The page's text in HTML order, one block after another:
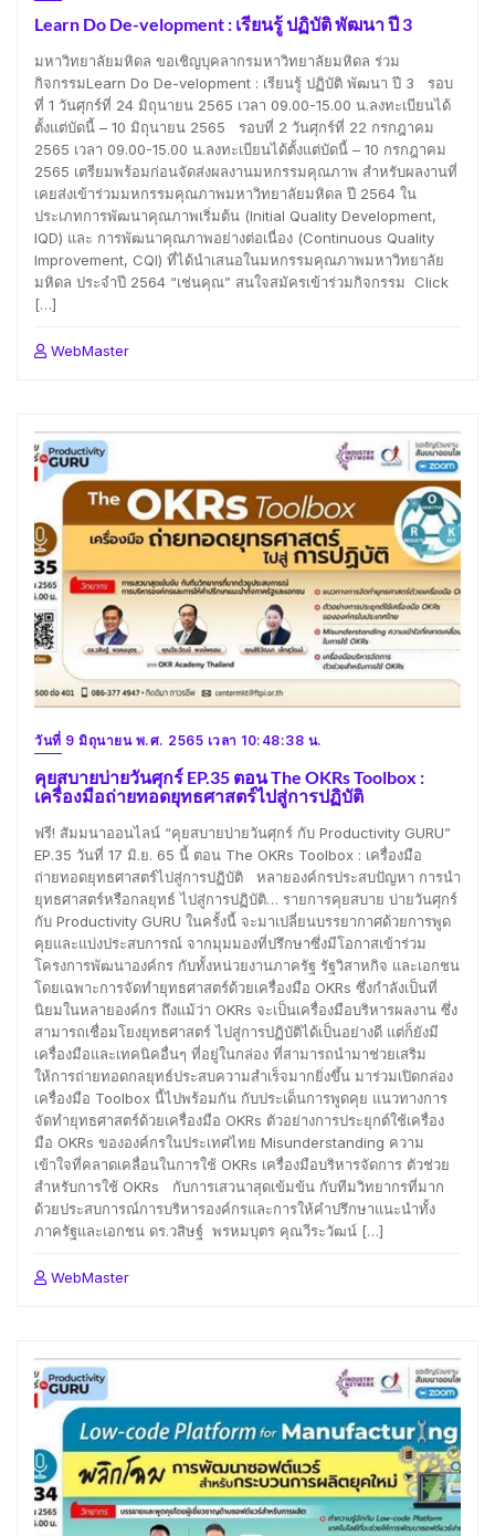
Learn Do De-velopment : เรียนรู้ ปฏิบัติ พัฒนา ปี 3
มหาวิทยาลัยมหิดล ขอเชิญบุคลากรมหาวิทยาลัยมหิดล ร่วม
กิจกรรมLearn Do De-velopment : เรียนรู้ ปฏิบัติ พัฒนา ปี 3 รอบ
ที่ 1 วันศุกร์ที่ 24 มิถุนายน 2565 เวลา 09.00-15.00 น.ลงทะเบียนได้
ตั้งแต่บัดนี้ – 10 มิถุนายน 2565 รอบที่ 2 วันศุกร์ที่ 22 กรกฎาคม
2565 เวลา 09.00-15.00 น.ลงทะเบียนได้ตั้งแต่บัดนี้ – 10 กรกฎาคม
2565 เตรียมพร้อมก่อนจัดส่งผลงานมหกรรมคุณภาพ สำหรับผลงานที่
เคยส่งเข้าร่วมมหกรรมคุณภาพมหาวิทยาลัยมหิดล ปี 2564 ใน
ประเภทการพัฒนาคุณภาพเริ่มต้น (Initial Quality Development,
IQD) และ การพัฒนาคุณภาพอย่างต่อเนื่อง (Continuous Quality
Improvement, CQI) ที่ได้นำเสนอในมหกรรมคุณภาพมหาวิทยาลัย
มหิดล ประจำปี 2564 “เช่นคุณ” สนใจสมัครเข้าร่วมกิจกรรม Click
[…]
WebMaster
วันที่ 9 มิถุนายน พ.ศ. 2565 เวลา 10:48:38 น.
คุยสบายบ่ายวันศุกร์ EP.35 ตอน The OKRs Toolbox :
เครื่องมือถ่ายทอดยุทธศาสตร์ไปสู่การปฏิบัติ
ฟรี! สัมมนาออนไลน์ “คุยสบายบ่ายวันศุกร์ กับ Productivity GURU”
EP.35 วันที่ 17 มิ.ย. 65 นี้ ตอน The OKRs Toolbox : เครื่องมือ
ถ่ายทอดยุทธศาสตร์ไปสู่การปฏิบัติ หลายองค์กรประสบปัญหา การนำ
ยุทธศาสตร์หรือกลยุทธ์ ไปสู่การปฏิบัติ… รายการคุยสบาย บ่ายวันศุกร์
กับ Productivity GURU ในครั้งนี้ จะมาเปลี่ยนบรรยากาศด้วยการพูด
คุยและแบ่งประสบการณ์ จากมุมมองที่ปรึกษาซึ่งมีโอกาสเข้าร่วม
โครงการพัฒนาองค์กร กับทั้งหน่วยงานภาครัฐ รัฐวิสาหกิจ และเอกชน
โดยเฉพาะการจัดทำยุทธศาสตร์ด้วยเครื่องมือ OKRs ซึ่งกำลังเป็นที่
นิยมในหลายองค์กร ถึงแม้ว่า OKRs จะเป็นเครื่องมือบริหารผลงาน ซึ่ง
สามารถเชื่อมโยงยุทธศาสตร์ ไปสู่การปฏิบัติได้เป็นอย่างดี แต่ก็ยังมี
เครื่องมือและเทคนิคอื่นๆ ที่อยู่ในกล่อง ที่สามารถนำมาช่วยเสริม
ให้การถ่ายทอดกลยุทธ์ประสบความสำเร็จมากยิ่งขึ้น มาร่วมเปิดกล่อง
เครื่องมือ Toolbox นี้ไปพร้อมกัน กับประเด็นการพูดคุย แนวทางการ
จัดทำยุทธศาสตร์ด้วยเครื่องมือ OKRs ตัวอย่างการประยุกต์ใช้เครื่อง
มือ OKRs ขององค์กรในประเทศไทย Misunderstanding ความ
เข้าใจที่คลาดเคลื่อนในการใช้ OKRs เครื่องมือบริหารจัดการ ตัวช่วย
สำหรับการใช้ OKRs กับการเสวนาสุดเข้มข้น กับทีมวิทยากรที่มาก
ด้วยประสบการณ์การบริหารองค์กรและการให้คำปรึกษาแนะนำทั้ง
ภาครัฐและเอกชน ดร.วสิษฐ์ พรหมบุตร คุณวีระวัฒน์ […]
WebMaster